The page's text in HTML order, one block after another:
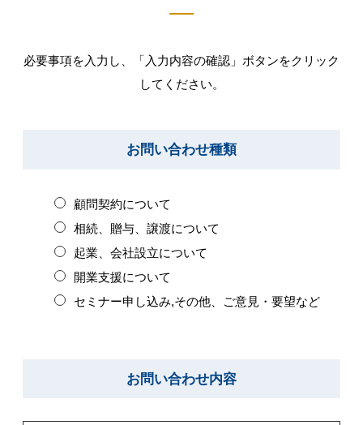
必要事項を入力し、「入力内容の確認」ボタンをクリック
してください。
お問い合わせ種類
顧問契約について
相続、贈与、譲渡について
起業、会社設立について
開業支援について
セミナー申し込み,その他、ご意見・要望など
お問い合わせ内容